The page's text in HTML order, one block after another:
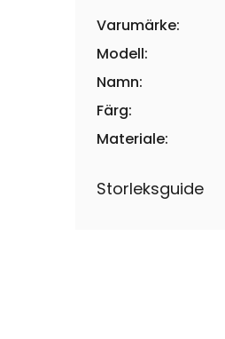
Varumärke:
Modell:
Namn:
Färg:
Materiale:
Storleksguide